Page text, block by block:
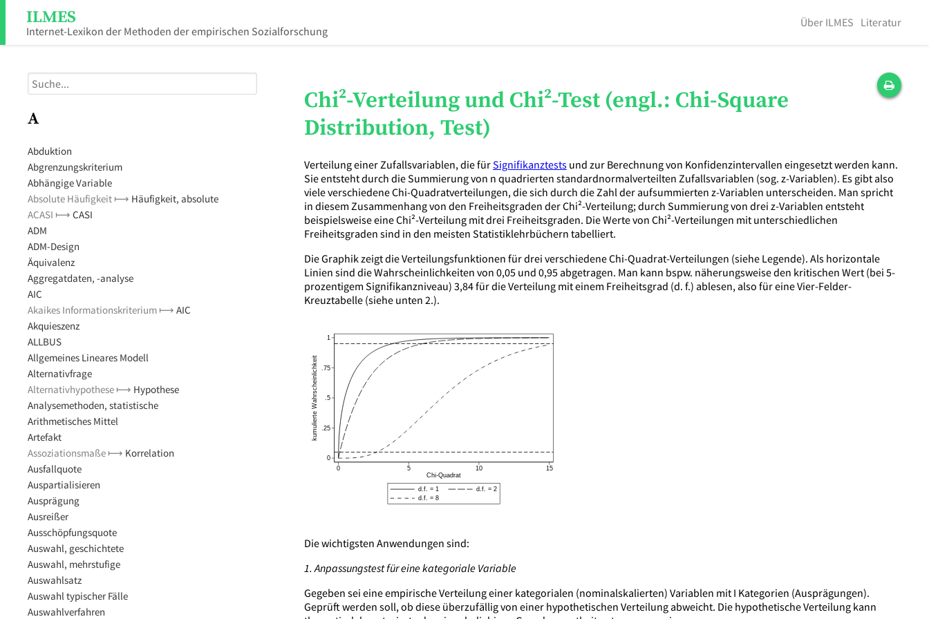
ILMES
Internet-Lexikon der Methoden der empirischen Sozialforschung
Über ILMES Literatur
A
Abduktion
Abgrenzungskriterium
Abhängige Variable
Absolute Häufigkeit ⟼ Häufigkeit, absolute
ACASI ⟼ CASI
ADM
ADM-Design
Äquivalenz
Aggregatdaten, -analyse
AIC
Akaikes Informationskriterium ⟼ AIC
Akquieszenz
ALLBUS
Allgemeines Lineares Modell
Alternativfrage
Alternativhypothese ⟼ Hypothese
Analysemethoden, statistische
Arithmetisches Mittel
Artefakt
Assoziationsmaße ⟼ Korrelation
Ausfallquote
Auspartialisieren
Ausprägung
Ausreißer
Ausschöpfungsquote
Auswahl, geschichtete
Auswahl, mehrstufige
Auswahlsatz
Auswahl typischer Fälle
Auswahlverfahren
Chi²-Verteilung und Chi²-Test (engl.: Chi-Square
Distribution, Test)
Verteilung einer Zufallsvariablen, die fürSignifikanztests und zur Berechnung von Konfidenzintervallen eingesetzt werden kann.
Sie entsteht durch die Summierung von n quadrierten standardnormalverteilten Zufallsvariablen (sog. z-Variablen). Es gibt also
viele verschiedene Chi-Quadratverteilungen, die sich durch die Zahl der aufsummierten z-Variablen unterscheiden. Man spricht
in diesem Zusammenhang von den Freiheitsgraden der Chi²-Verteilung; durch Summierung von drei z-Variablen entsteht
beispielsweise eine Chi²-Verteilung mit drei Freiheitsgraden. Die Werte von Chi²-Verteilungen mit unterschiedlichen
Freiheitsgraden sind in den meisten Statistiklehrbüchern tabelliert.
Die Graphik zeigt die Verteilungsfunktionen für drei verschiedene Chi-Quadrat-Verteilungen (siehe Legende). Als horizontale
Linien sind die Wahrscheinlichkeiten von 0,05 und 0,95 abgetragen. Man kann bspw. näherungsweise den kritischen Wert (bei 5-
prozentigem Signifikanzniveau) 3,84 für die Verteilung mit einem Freiheitsgrad (d. f.) ablesen, also für eine Vier-Felder-
Kreuztabelle (siehe unten 2.).
Die wichtigsten Anwendungen sind:
1. Anpassungstest für eine kategoriale Variable
Gegeben sei eine empirische Verteilung einer kategorialen (nominalskalierten) Variablen mit I Kategorien (Ausprägungen).
Geprüft werden soll, ob diese überzufällig von einer hypothetischen Verteilung abweicht. Die hypothetische Verteilung kann